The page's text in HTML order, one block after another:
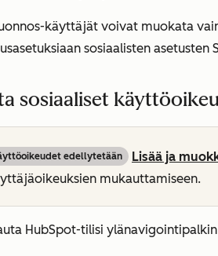
käyttäjät voivat muokata
sosiaalisten asetusten
sosiaaliset
edellytetään Lisää ja
mukauttamiseen.
HubSpot-tilisi ylänavigointipalkin